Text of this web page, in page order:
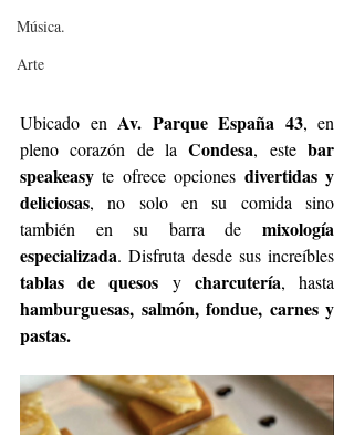
Música.
Arte
Ubicado en Av. Parque España 43, en
pleno corazón de la Condesa, este bar
speakeasy te ofrece opciones divertidas y
deliciosas, no solo en su comida sino
también en su barra de mixología
especializada
tablas de quesos y charcutería
hamburguesas, salmón, fondue, carnes y
pastas.